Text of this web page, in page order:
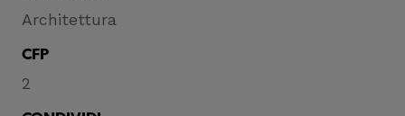
Architettura
CFP
2